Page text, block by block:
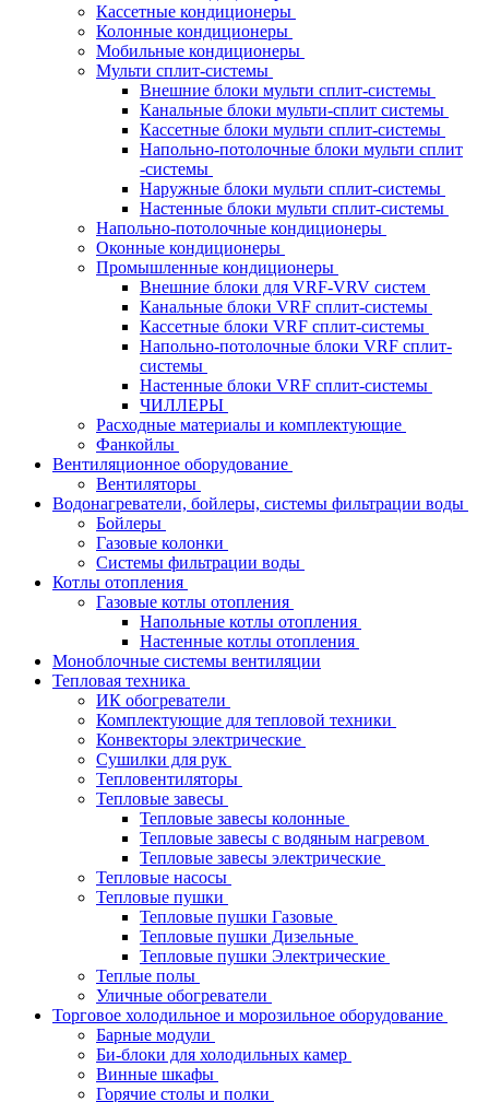
Кассетные кондиционеры
Колонные кондиционеры
Мобильные кондиционеры
Мульти сплит-системы
Внешние блоки мульти сплит-системы
Канальные блоки мульти-сплит системы
Кассетные блоки мульти сплит-системы
Напольно-потолочные блоки мульти сплит
-системы
Наружные блоки мульти сплит-системы
Настенные блоки мульти сплит-системы
Напольно-потолочные кондиционеры
Оконные кондиционеры
Промышленные кондиционеры
Внешние блоки для VRF-VRV систем
Канальные блоки VRF сплит-системы
Кассетные блоки VRF сплит-системы
Напольно-потолочные блоки VRF сплит-
системы
Настенные блоки VRF сплит-системы
ЧИЛЛЕРЫ
Расходные материалы и комплектующие
Фанкойлы
Вентиляционное оборудование
Вентиляторы
Водонагреватели, бойлеры, системы фильтрации воды
Бойлеры
Газовые колонки
Системы фильтрации воды
Котлы отопления
Газовые котлы отопления
Напольные котлы отопления
Настенные котлы отопления
Моноблочные системы вентиляции
Тепловая техника
ИК обогреватели
Комплектующие для тепловой техники
Конвекторы электрические
Сушилки для рук
Тепловентиляторы
Тепловые завесы
Тепловые завесы колонные
Тепловые завесы с водяным нагревом
Тепловые завесы электрические
Тепловые насосы
Тепловые пушки
Тепловые пушки Газовые
Тепловые пушки Дизельные
Тепловые пушки Электрические
Теплые полы
Уличные обогреватели
Торговое холодильное и морозильное оборудование
Барные модули
Би-блоки для холодильных камер
Винные шкафы
Горячие столы и полки